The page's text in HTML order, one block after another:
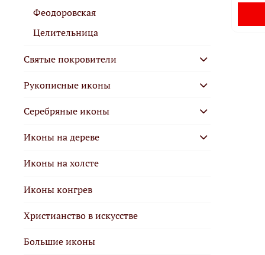
Феодоровская
Целительница
Святые покровители
Рукописные иконы
Серебряные иконы
Иконы на дереве
Иконы на холсте
Иконы конгрев
Христианство в искусстве
Большие иконы